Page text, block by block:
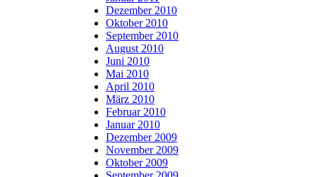
Dezember 2010
Oktober 2010
September 2010
August 2010
Juni 2010
Mai 2010
April 2010
März 2010
Februar 2010
Januar 2010
Dezember 2009
November 2009
Oktober 2009